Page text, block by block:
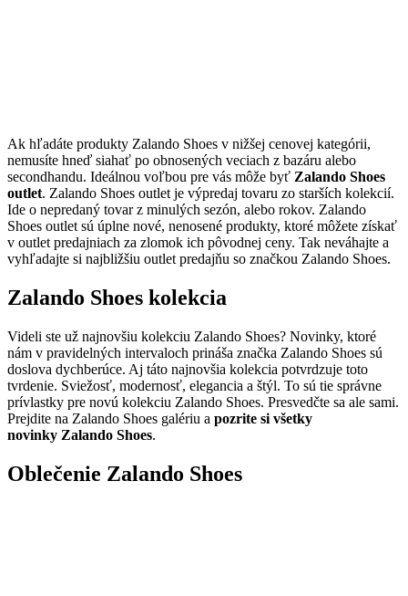
Ak hľadáte produkty Zalando Shoes v nižšej cenovej kategórii,
nemusíte hneď siahať po obnosených veciach z bazáru alebo
secondhandu. Ideálnou voľbou pre vás môže byť Zalando Shoes
outlet. Zalando Shoes outlet je výpredaj tovaru zo starších kolekcií.
Ide o nepredaný tovar z minulých sezón, alebo rokov. Zalando
Shoes outlet sú úplne nové, nenosené produkty, ktoré môžete získať
v outlet predajniach za zlomok ich pôvodnej ceny. Tak neváhajte a
vyhľadajte si najbližšiu outlet predajňu so značkou Zalando Shoes.
Zalando Shoes kolekcia
Videli ste už najnovšiu kolekciu Zalando Shoes? Novinky, ktoré
nám v pravidelných intervaloch prináša značka Zalando Shoes sú
doslova dychberúce. Aj táto najnovšia kolekcia potvrdzuje toto
tvrdenie. Sviežosť, modernosť, elegancia a štýl. To sú tie správne
prívlastky pre novú kolekciu Zalando Shoes. Presvedčte sa ale sami.
Prejdite na Zalando Shoes galériu a pozrite si všetky
novinky Zalando Shoes.
Oblečenie Zalando Shoes